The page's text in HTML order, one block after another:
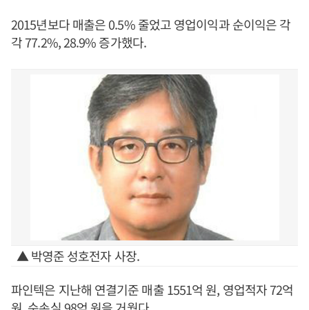
2015년보다 매출은 0.5% 줄었고 영업이익과 순이익은 각
각 77.2%, 28.9% 증가했다.
▲ 박영준 성호전자 사장.
파인텍은 지난해 연결기준 매출 1551억 원, 영업적자 72억